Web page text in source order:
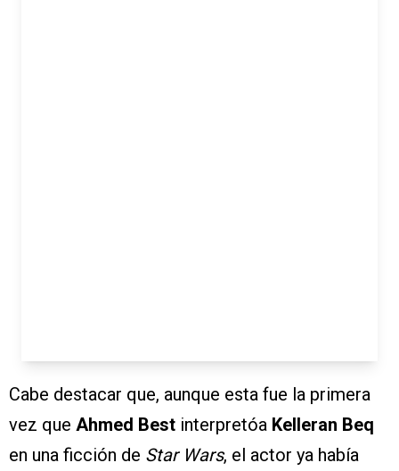
Cabe destacar que, aunque esta fue la primera
vez que Ahmed Best interpretóa Kelleran Beq
en una ficción de Star Wars, el actor ya había